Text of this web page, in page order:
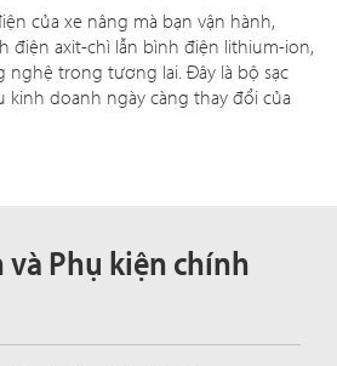
của xe nâng mà bạn vận hành,
điện axit-chì lẫn bình điện lithium-ion,
trong tương lai. Đây là bộ sạc
kinh doanh ngày càng thay đổi của
và Phụ kiện chính